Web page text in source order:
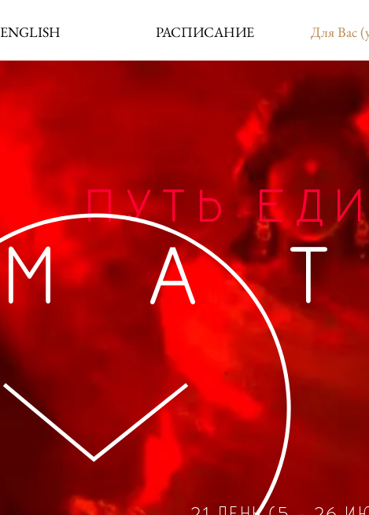
ENGLISH РАСПИСАНИЕ Для Вас
М А
ПУТЬ